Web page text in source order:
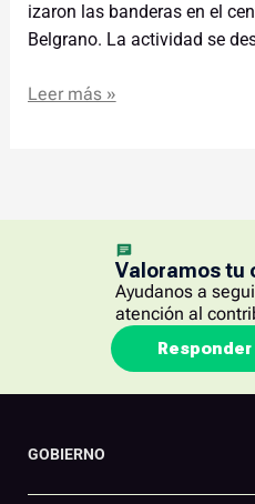
izaron las banderas en el
Belgrano. La actividad se
Leer más »
Valoramos tu
Ayudanos a
atención al
GOBIERNO